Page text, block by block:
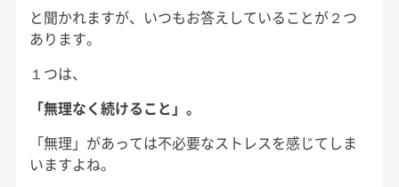
と聞かれますが、いつもお答えしていることが２つ
あります。
１つは、
「無理なく続けること」。
「無理」があっては不必要なストレスを感じてしま
いますよね。